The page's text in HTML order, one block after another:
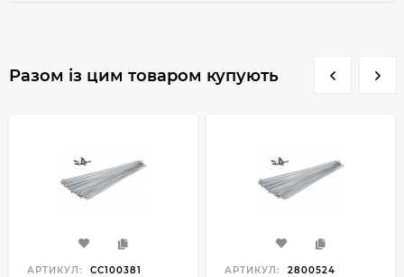
Разом із цим товаром купують
АРТИКУЛ: CC100381 АРТИКУЛ: 2800524